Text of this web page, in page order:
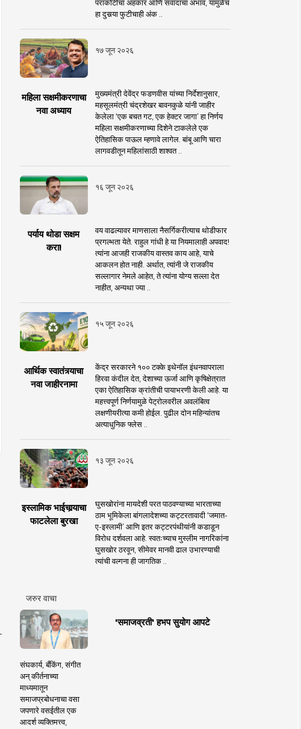
पराकोटीचा अहंकार आणि संवादाचा अभाव, यामुळेच
हा दुसर्‍या फुटीचाही अंक ..
१७ जून २०२६
महिला सक्षमीकरणाचा
नवा अध्याय
मुख्यमंत्री देवेंद्र फडणवीस यांच्या निर्देशानुसार,
महसूलमंत्री चंद्रशेखर बावनकुळे यांनी जाहीर
केलेला ‘एक बचत गट, एक हेक्टर जागा’ हा निर्णय
महिला सक्षमीकरणाच्या दिशेने टाकलेले एक
ऐतिहासिक पाऊल म्हणावे लागेल. बांबू आणि चारा
लागवडीतून महिलांसाठी शाश्वत ..
१६ जून २०२६
पर्याय थोडा सक्षम
करा!
वय वाढल्यावर माणसाला नैसर्गिकरीत्याच थोडीफार
प्रगल्भता येते. राहुल गांधी हे या नियमालाही अपवाद!
त्यांना आजही राजकीय वास्तव काय आहे, याचे
आकलन होत नाही. अर्थात, त्यांनी जे राजकीय
सल्लागार नेमले आहेत, ते त्यांना योग्य सल्ला देत
नाहीत, अन्यथा ज्या ..
१५ जून २०२६
आर्थिक स्वातंत्र्याचा
नवा जाहीरनामा
केंद्र सरकारने १०० टक्के इथेनॉल इंधनवापराला
हिरवा कंदील देत, देशाच्या ऊर्जा आणि कृषिक्षेत्रात
एका ऐतिहासिक क्रांतीची पायाभरणी केली आहे. या
महत्त्वपूर्ण निर्णयामुळे पेट्रोलवरील अवलंबित्व
लक्षणीयरीत्या कमी होईल. पुढील दोन महिन्यांतच
अत्याधुनिक फ्लेस ..
१३ जून २०२६
इस्लामिक भाईचार्‍याचा
फाटलेला बुरखा
घुसखोरांना मायदेशी परत पाठवण्याच्या भारताच्या
ठाम भूमिकेला बांगलादेशच्या कट्टरतावादी ‘जमात-
ए-इस्लामी’ आणि इतर कट्टरपंथीयांनी कडाडून
विरोध दर्शवला आहे. स्वतःच्याच मुस्लीम नागरिकांना
घुसखोर ठरवून, सीमेवर मानवी ढाल उभारण्याची
त्यांची वल्गना ही जागतिक ..
जरुर वाचा
'समाजव्रती' हभप सुयोग आपटे
संघकार्य, बँकिंग, संगीत
अन् कीर्तनाच्या
माध्यमातून
समाजप्रबोधनाचा वसा
जपणारे वसईतील एक
आदर्श व्यक्तिमत्त्व,